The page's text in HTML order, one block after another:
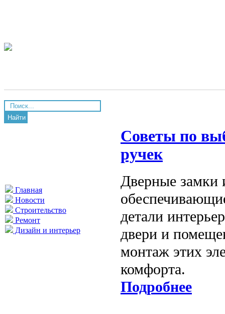
Найти
Главная
Новости
Строительство
Ремонт
Дизайн и интерьер
Советы по
ручек
Дверные замки
детали
двери и
монтаж этих
комфорта.
Подробнее